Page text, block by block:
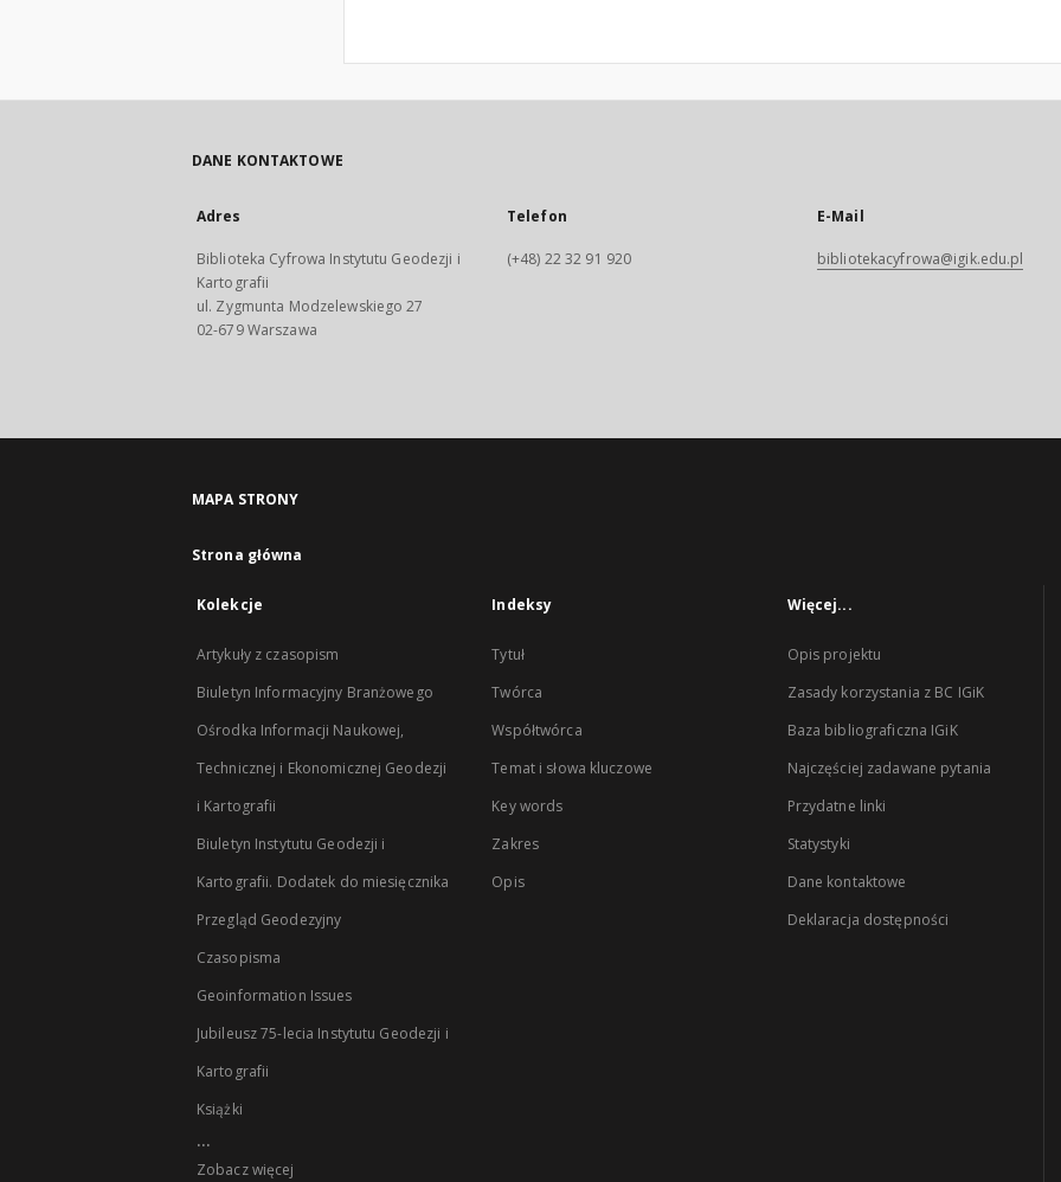
DANE KONTAKTOWE
Adres
Biblioteka Cyfrowa Instytutu Geodezji i
Kartografii
ul. Zygmunta Modzelewskiego 27
02-679 Warszawa
Telefon
(+48) 22 32 91 920
E-Mail
bibliotekacyfrowa@igik.edu.pl
MAPA STRONY
Strona główna
Kolekcje
Artykuły z czasopism
Biuletyn Informacyjny Branżowego
Ośrodka Informacji Naukowej,
Technicznej i Ekonomicznej Geodezji
i Kartografii
Biuletyn Instytutu Geodezji i
Kartografii. Dodatek do miesięcznika
Przegląd Geodezyjny
Czasopisma
Geoinformation Issues
Jubileusz 75-lecia Instytutu Geodezji i
Kartografii
Książki
...
Zobacz więcej
Indeksy
Tytuł
Twórca
Współtwórca
Temat i słowa kluczowe
Key words
Zakres
Opis
Więcej...
Opis projektu
Zasady korzystania z BC IGiK
Baza bibliograficzna IGiK
Najczęściej zadawane pytania
Przydatne linki
Statystyki
Dane kontaktowe
Deklaracja dostępności